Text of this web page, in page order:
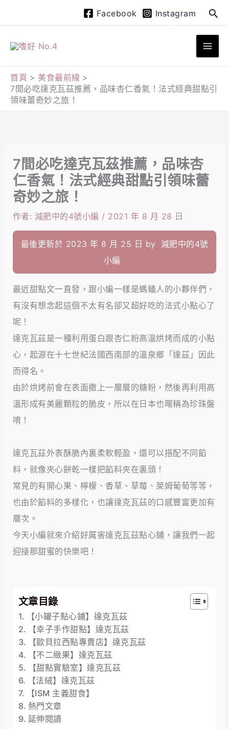
至
Facebook Instagram
搜
尋
首頁
美食最前線
7間必吃達克瓦茲推薦，品味杏仁香氣！法式經典甜點引
領味蕾奇妙之旅！
7間必吃達克瓦茲推薦，品味杏
仁香氣！法式經典甜點引領味蕾
奇妙之旅！
作者: 減肥中的4號小編 / 2021 年 8 月 28 日
最後更新於 2023 年 8 月 25 日 by
減肥中的4號
小編
最近甜點文一直發，跟小編一樣是螞蟻人的小夥伴們，
有沒有想念起這個不太有名卻又超好吃的法式小點心了
呢！
達克瓦茲是一種利用蛋白跟杏仁粉高溫烘烤而成的小點
心，起源在十七世紀法國西南部的溫泉鄉「達茲」因此
而得名。
由於烘烤前會在表面撒上一層層的糖粉，然後再利用高
溫形成有美麗顆粒的脆皮，所以在日本也暱稱為珍珠盤
唷！
達克瓦茲外表酥脆內裏柔軟輕盈，還可以搭配不同餡
料，就像夾心餅乾一樣把餡料夾在裏頭！
常見的有開心果、檸檬、香草、草莓、萊姆葡萄等等，
也由於餡料的多樣化，也讓達克瓦茲的口感豐富更加有
層次。
今天小編就來介紹好厲害達克瓦茲點心鋪，讓我們一起
迎接那甜蜜的快樂吧！
文章目錄
【小罐子點心鋪】達克瓦茲
【幸子手作甜點】達克瓦茲
【歐貝拉西點專賣店】達克瓦茲
【不二緻果】達克瓦茲
【甜點實驗室】達克瓦茲
【法絨】達克瓦茲
【ISM 主義甜食】
熱門文章
延伸閱讀